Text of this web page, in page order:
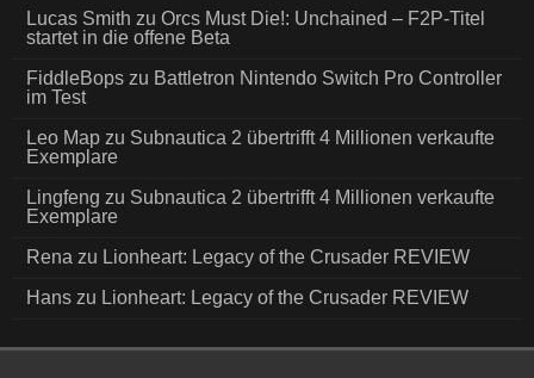
Lucas Smith zu Orcs Must Die!: Unchained – F2P-Titel
startet in die offene Beta
FiddleBops zu Battletron Nintendo Switch Pro Controller
im Test
Leo Map zu Subnautica 2 übertrifft 4 Millionen verkaufte
Exemplare
Lingfeng zu Subnautica 2 übertrifft 4 Millionen verkaufte
Exemplare
Rena zu Lionheart: Legacy of the Crusader REVIEW
Hans zu Lionheart: Legacy of the Crusader REVIEW